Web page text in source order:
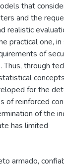
that
and the
realistic
practical one,
of
through
for the
of reinforced
of the
has limited
armado,